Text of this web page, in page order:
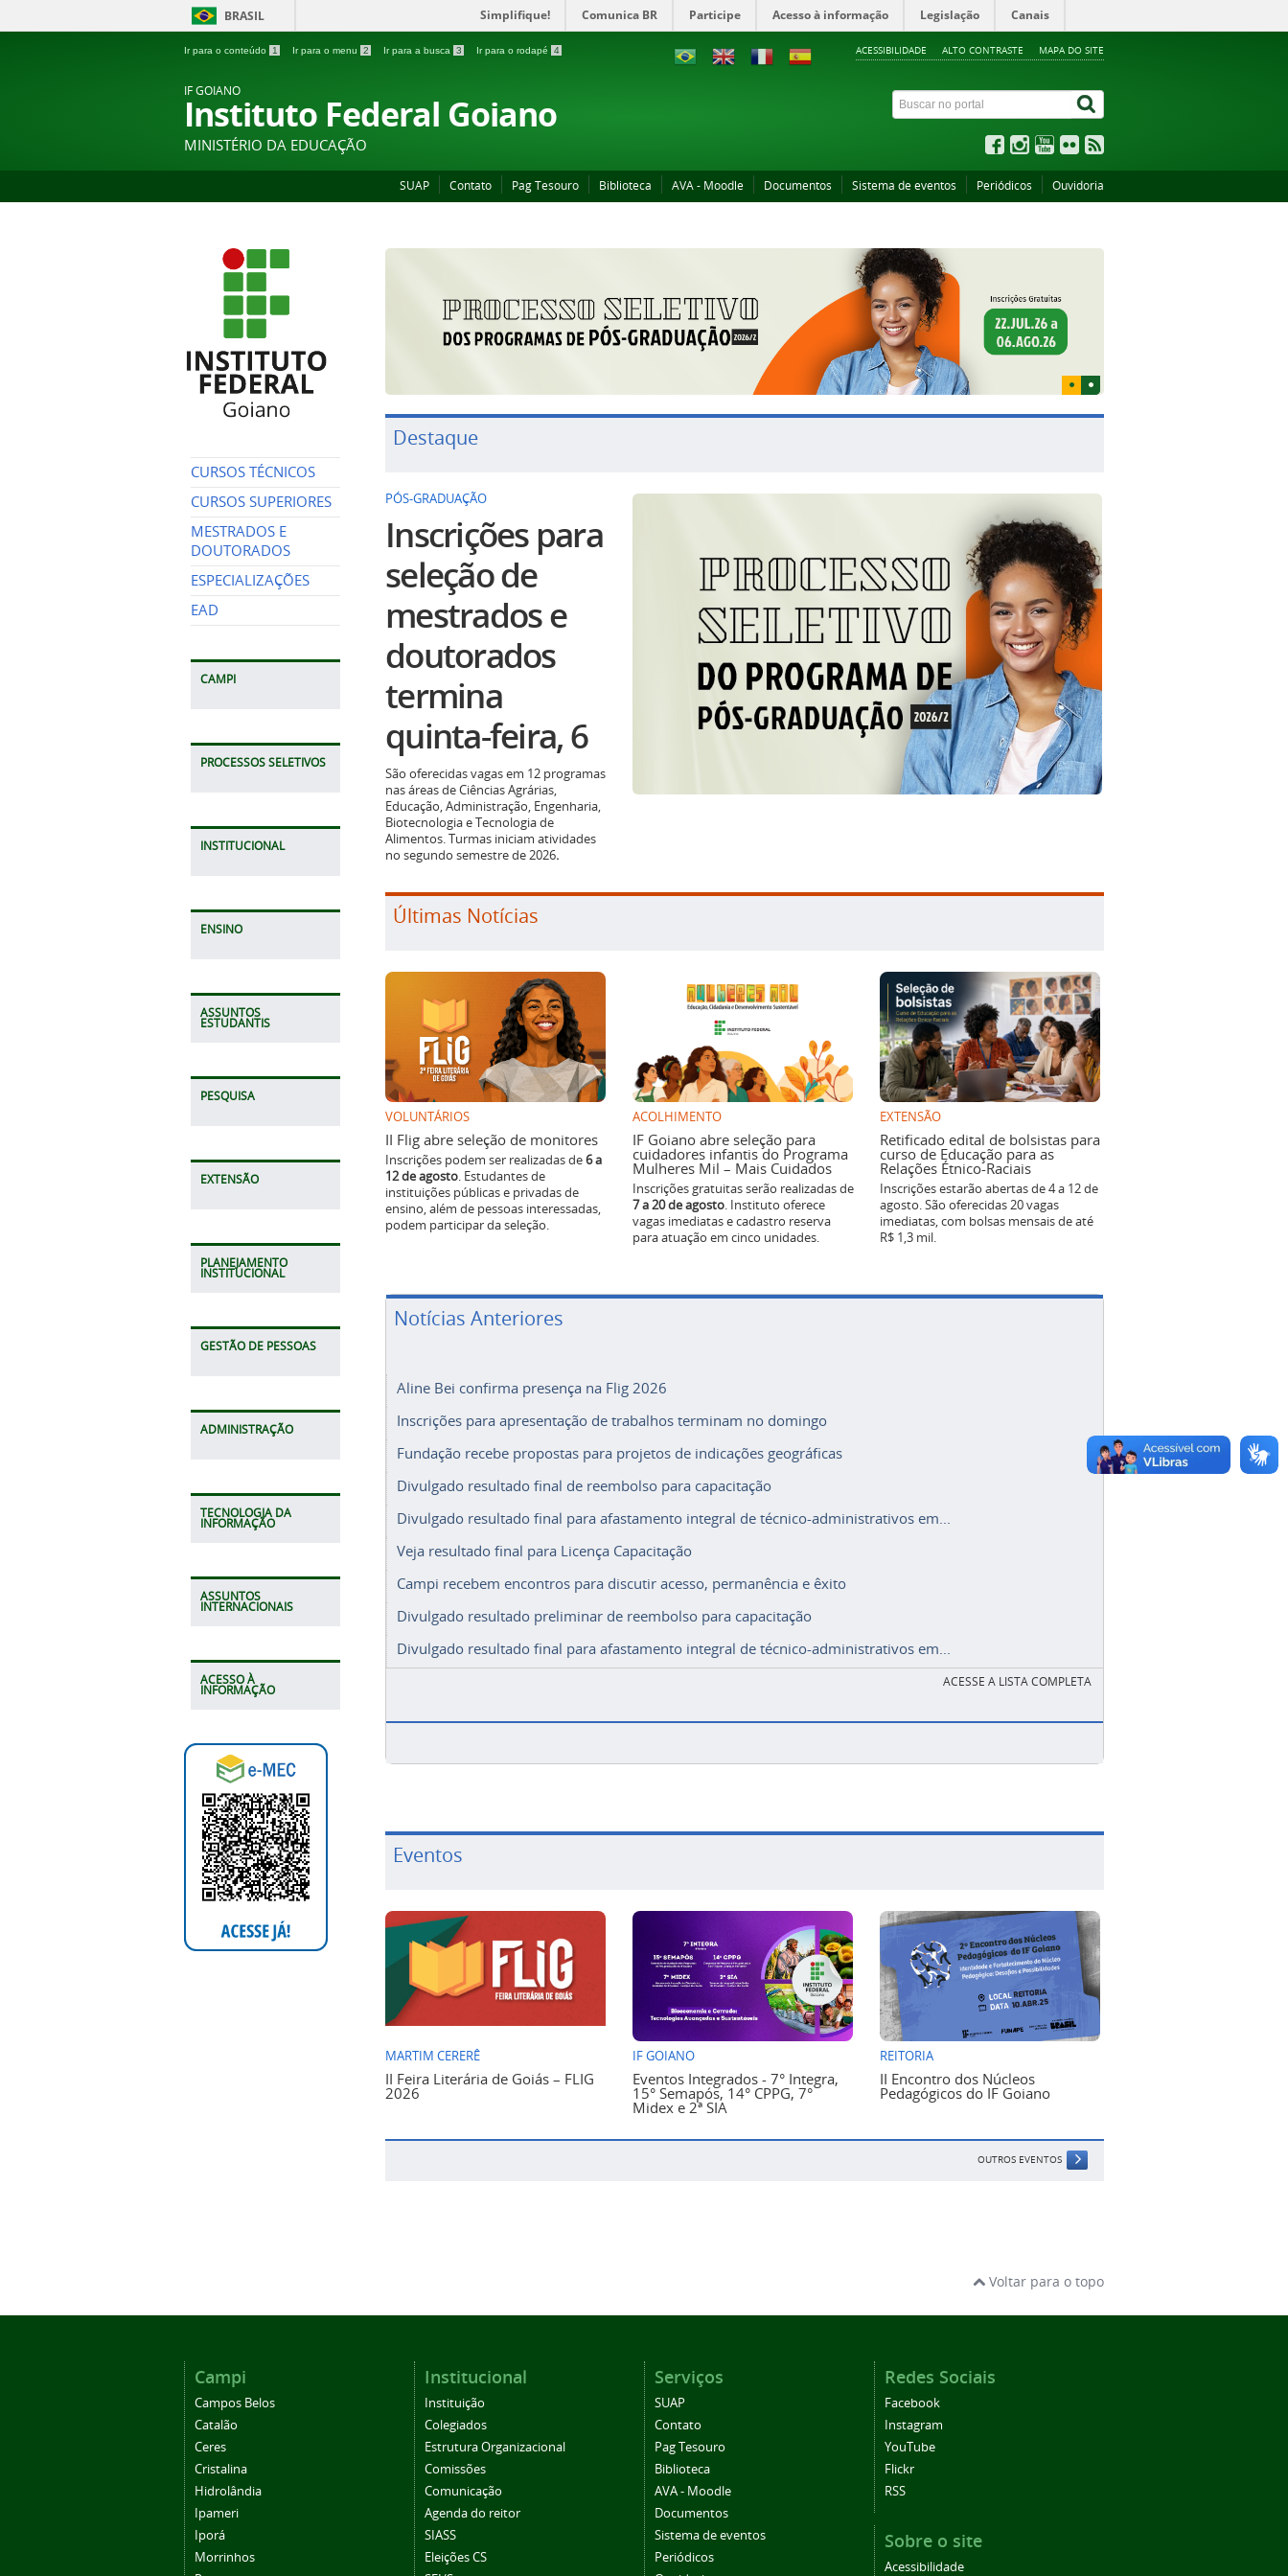
BRASIL Simplifique! Comunica BR Participe Acesso à informação Legislação Canais
Ir para o conteúdo 1 Ir para o menu 2 Ir para a busca 3 Ir para o rodapé 4 ACESSIBILIDADE ALTO CONTRASTE MAPA DO SITE
IF GOIANO
Instituto Federal Goiano
MINISTÉRIO DA EDUCAÇÃO
SUAP Contato Pag Tesouro Biblioteca AVA - Moodle Documentos Sistema de eventos Periódicos Ouvidoria
CURSOS TÉCNICOS
CURSOS SUPERIORES
MESTRADOS E
DOUTORADOS
ESPECIALIZAÇÕES
EAD
CAMPI
PROCESSOS SELETIVOS
INSTITUCIONAL
ENSINO
ASSUNTOS
ESTUDANTIS
PESQUISA
EXTENSÃO
PLANEJAMENTO
INSTITUCIONAL
GESTÃO DE PESSOAS
ADMINISTRAÇÃO
TECNOLOGIA DA
INFORMAÇÃO
ASSUNTOS
INTERNACIONAIS
ACESSO À
INFORMAÇÃO
Destaque
PÓS-GRADUAÇÃO
Inscrições para
seleção de
mestrados e
doutorados
termina
quinta-feira, 6
São oferecidas vagas em 12 programas
nas áreas de Ciências Agrárias,
Educação, Administração, Engenharia,
Biotecnologia e Tecnologia de
Alimentos. Turmas iniciam atividades
no segundo semestre de 2026.
Últimas Notícias
VOLUNTÁRIOS
II Flig abre seleção de monitores
Inscrições podem ser realizadas de6 a
12 de agosto. Estudantes de
instituições públicas e privadas de
ensino, além de pessoas interessadas,
podem participar da seleção.
ACOLHIMENTO
IF Goiano abre seleção para
cuidadores infantis do Programa
Mulheres Mil – Mais Cuidados
Inscrições gratuitas serão realizadas de
7 a 20 de agosto. Instituto oferece
vagas imediatas e cadastro reserva
para atuação em cinco unidades.
EXTENSÃO
Retificado edital de bolsistas para
curso de Educação para as
Relações Étnico-Raciais
Inscrições estarão abertas de 4 a 12 de
agosto. São oferecidas 20 vagas
imediatas, com bolsas mensais de até
R$ 1,3 mil.
Notícias Anteriores
Aline Bei confirma presença na Flig 2026
Inscrições para apresentação de trabalhos terminam no domingo
Fundação recebe propostas para projetos de indicações geográficas
Divulgado resultado final de reembolso para capacitação
Divulgado resultado final para afastamento integral de técnico-administrativos em...
Veja resultado final para Licença Capacitação
Campi recebem encontros para discutir acesso, permanência e êxito
Divulgado resultado preliminar de reembolso para capacitação
Divulgado resultado final para afastamento integral de técnico-administrativos em...
ACESSE A LISTA COMPLETA
Eventos
MARTIM CERERÊ
II Feira Literária de Goiás – FLIG
2026
IF GOIANO
Eventos Integrados - 7° Integra,
15° Semapós, 14° CPPG, 7°
Midex e 2ª SIA
REITORIA
II Encontro dos Núcleos
Pedagógicos do IF Goiano
OUTROS EVENTOS
Voltar para o topo
Campi
Campos Belos
Catalão
Ceres
Cristalina
Hidrolândia
Ipameri
Iporá
Morrinhos
Institucional
Instituição
Colegiados
Estrutura Organizacional
Comissões
Comunicação
Agenda do reitor
SIASS
Eleições CS
Serviços
SUAP
Contato
Pag Tesouro
Biblioteca
AVA - Moodle
Documentos
Sistema de eventos
Periódicos
Redes Sociais
Facebook
Instagram
YouTube
Flickr
RSS
Sobre o site
Acessibilidade